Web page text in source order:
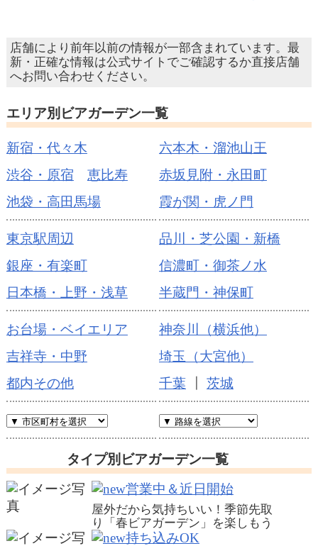
店舗により前年以前の情報が一部含まれています。最
新・正確な情報は公式サイトでご確認するか直接店舗
へお問い合わせください。
エリア別ビアガーデン一覧
新宿・代々木
渋谷・原宿
恵比寿
池袋・高田馬場
六本木・溜池山王
赤坂見附・永田町
霞が関・虎ノ門
東京駅周辺
銀座・有楽町
日本橋・上野・浅草
品川・芝公園・新橋
信濃町・御茶ノ水
半蔵門・神保町
お台場・ベイエリア
吉祥寺・中野
都内その他
神奈川（横浜他）
埼玉（大宮他）
千葉
茨城
タイプ別ビアガーデン一覧
営業中＆近日開始
屋外だから気持ちいい！季節先取
り「春ビアガーデン」を楽しもう
持ち込みOK